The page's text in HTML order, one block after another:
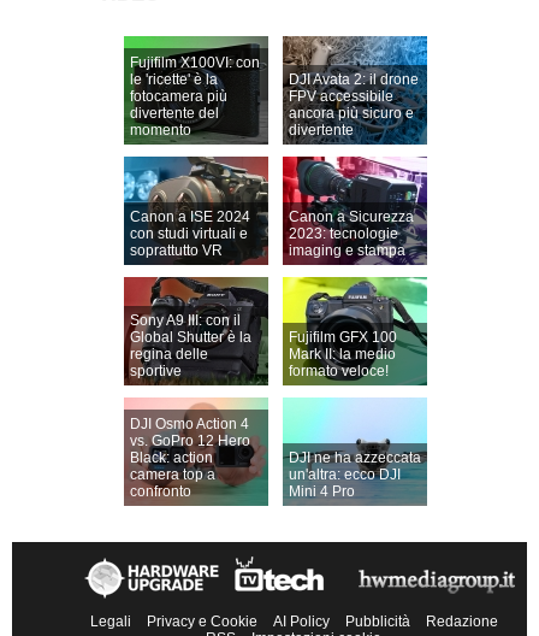
Fujifilm X100VI: con
le 'ricette' è la
fotocamera più
divertente del
momento
DJI Avata 2: il drone
FPV accessibile
ancora più sicuro e
divertente
Canon a ISE 2024
con studi virtuali e
soprattutto VR
Canon a Sicurezza
2023: tecnologie
imaging e stampa
Sony A9 III: con il
Global Shutter è la
regina delle
sportive
Fujifilm GFX 100
Mark II: la medio
formato veloce!
DJI Osmo Action 4
vs. GoPro 12 Hero
Black: action
camera top a
confronto
DJI ne ha azzeccata
un'altra: ecco DJI
Mini 4 Pro
Legali Privacy e Cookie AI Policy Pubblicità
Redazione